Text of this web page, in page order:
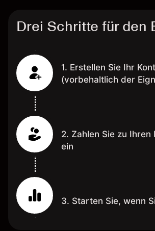
Drei Schritte für den
1. Erstellen Sie Ihr
(vorbehaltlich der
2. Zahlen Sie zu Ihren
ein
3. Starten Sie, wenn